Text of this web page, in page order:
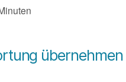
übernehmen